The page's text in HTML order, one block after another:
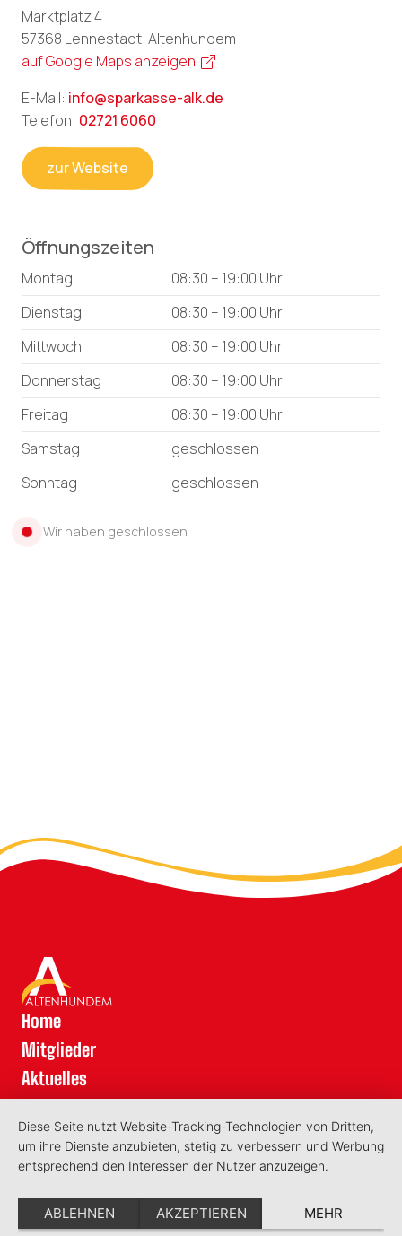
Marktplatz 4
57368 Lennestadt-Altenhundem
auf Google Maps anzeigen
E-Mail: info@sparkasse-alk.de
Telefon: 02721 6060
zur Website
Öffnungszeiten
Montag
08:30 – 19:00 Uhr
Dienstag
08:30 – 19:00 Uhr
Mittwoch
08:30 – 19:00 Uhr
Donnerstag
08:30 – 19:00 Uhr
Freitag
08:30 – 19:00 Uhr
Samstag
geschlossen
Sonntag
geschlossen
Wir haben geschlossen
Home
Mitglieder
Aktuelles
Schatzkarte
Datenschutz
©2026 - Aktionsring Lennestadt-Altenhundem e.V.
Diese Seite nutzt Website-Tracking-Technologien von Dritten,
um ihre Dienste anzubieten, stetig zu verbessern und Werbung
entsprechend den Interessen der Nutzer anzuzeigen.
ABLEHNEN AKZEPTIEREN MEHR